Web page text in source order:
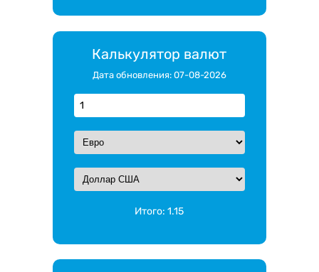
Калькулятор валют
Дата обновления: 07-08-2026
Итого:1.15